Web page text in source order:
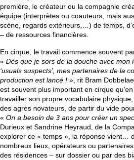
première, le créateur ou la compagnie
équipe (interprètes ou coauteurs, mais
scène, regards extérieurs,…) de temps,
– de ressources financières.
En cirque, le travail commence souvent
« Dès que je sors de la douche avec mon
‘usuals suspects’, mes partenaires de la
production est lancé ! », rit Bram
est souvent plus important en cirque
travailler son propre vocabulaire
des agrès novateurs, de partir du vide
« On a besoin de 3 ans pour créer un
Durieux et Sandrine Heyraud, de la
explorer ce « temps », la réponse vient…
nombreux lieux, opérateurs ou
des résidences – sur dossier ou par des